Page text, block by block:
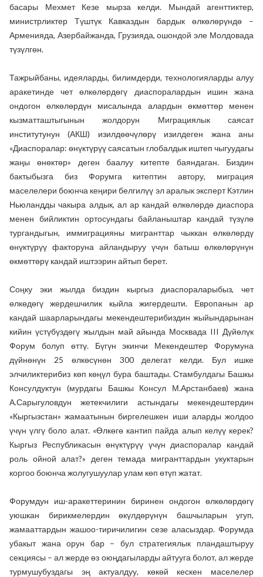
басары Мехмет Кезе мырза келди. Мындай агенттиктер,
министрликтер Түштүк Кавказдын бардык өлкөлөрүндө –
Арменияда, Азербайжанда, Грузияда, ошондой эле Молдовада
түзүлгөн.
Тажрыйбаны, идеяларды, билимдерди, технологияларды алуу
аракетинде чет өлкөлөрдөгү диаспоралардын ишин жана
ондогон өлкөлөрдүн мисалында алардын өкмөттөр менен
кызматташтыгынын жолдорун Миграциялык саясат
институтунун (АКШ) изилдөөчүлөрү изилдеген жана аны
«Диаспоралар: өнүктүрүү саясатын глобалдык иштеп чыгуудагы
жаңы өнөктөр» деген баалуу китепте баяндаган. Биздин
бактыбызга биз Форумга китептин автору, миграция
маселелери боюнча кеңири белгилүү эл аралык эксперт Кэтлин
Ньюландды чакыра алдык, ал ар кандай өлкөлөрдө диаспора
менен бийликтин ортосундагы байланыштар кандай түзүлө
тургандыгын, иммиграцияны мигранттар чыккан өлкөлөрдү
өнүктүрүү факторуна айландыруу үчүн батыш өлкөлөрүнүн
өкмөттөрү кандай иштээрин айтып берет.
Соңку эки жылда биздин кыргыз диаспораларыбыз, чет
өлкөдөгү жердешчилик кыйла жигердешти. Европанын ар
кандай шаарларындагы мекендештерибиздин жыйындарынан
кийин үстүбүздөгү жылдын май айында Москвада III Дүйөлүк
Форум болуп өттү. Бүгүн экинчи Мекендештер Форумуна
дүйнөнүн 25 өлкөсүнөн 300 делегат келди. Бул ишке
элчиликтерибиз көп көңүл бура баштады. Стамбулдагы Башкы
Консулдуктун (мурдагы Башкы Консул М.Арстанбаев) жана
А.Сарыгуловдун жетекчилиги астындагы мекендештердин
«Кыргызстан» жамаатынын биргелешкен иши аларды жолдоо
үчүн үлгү боло алат. «Өлкөгө кантип пайда алып келүү керек?
Кыргыз Республикасын өнүктүрүү үчүн диаспоралар кандай
роль ойной алат?» деген темада мигранттардын укуктарын
коргоо боюнча жолугушуулар улам көп өтүп жатат.
Форумдун иш-аракеттеринин биринен ондогон өлкөлөрдөгү
уюшкан бирикмелердин өкүлдөрүнүн башчыларын угуп,
жамааттардын жашоо-тиричилигин сезе аласыздар. Форумда
убакыт жана орун бар – бул стратегиялык пландаштыруу
секциясы – ал жерде өз оюңдагыларды айтууга болот, ал жерде
турмушубуздагы эң актуалдуу, көкөй кескен маселелер